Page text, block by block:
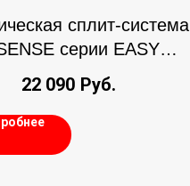
сплит-система
серии EASY
CLASSIC A
22 090 Руб.